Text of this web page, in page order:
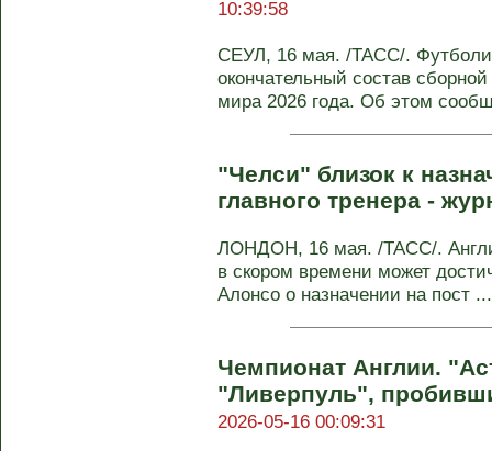
10:39:58
СЕУЛ, 16 мая. /ТАСС/.
окончательный состав
мира 2026 года. Об этом
"Челси" близок к
главного тренера -
ЛОНДОН, 16 мая. /ТАСС/.
в скором времени может
Алонсо о назначении на пост ...
Чемпионат Англии.
"Ливерпуль",
2026-05-16 00:09:31